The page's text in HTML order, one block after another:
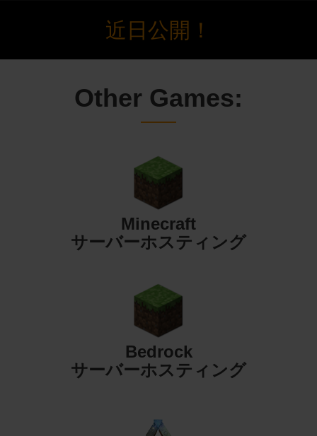
近日公開！
Other Games:
Minecraft
サーバーホスティング
Bedrock
サーバーホスティング